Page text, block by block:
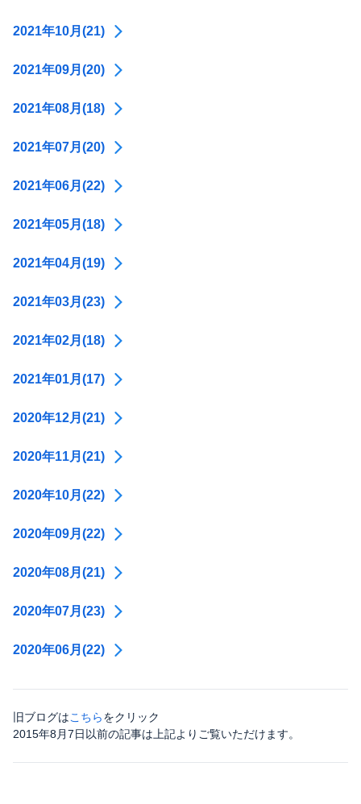
2021年10月(21)
2021年09月(20)
2021年08月(18)
2021年07月(20)
2021年06月(22)
2021年05月(18)
2021年04月(19)
2021年03月(23)
2021年02月(18)
2021年01月(17)
2020年12月(21)
2020年11月(21)
2020年10月(22)
2020年09月(22)
2020年08月(21)
2020年07月(23)
2020年06月(22)
旧ブログはこちらをクリック
2015年8月7日以前の記事は上記よりご覧いただけます。